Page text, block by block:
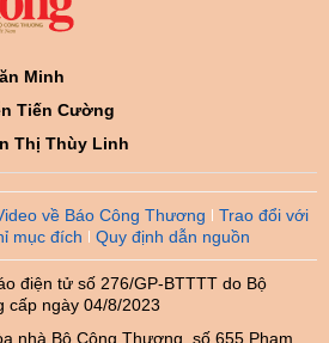
Minh
Tiến Cường
Thị Thùy Linh
về Báo Công Thương
Trao đổi với
mục đích Quy định dẫn nguồn
điện tử số 276/GP-BTTTT do Bộ
cấp ngày 04/8/2023
nhà Bộ Công Thương, số 655 Phạm